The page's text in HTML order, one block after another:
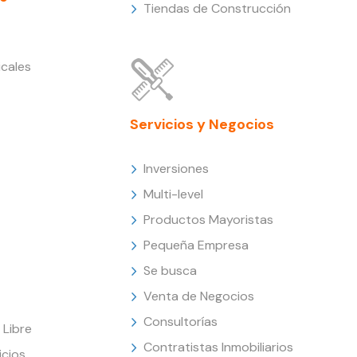
Tiendas de Construcción
Servicios y Negocios
Inversiones
Multi-level
Productos Mayoristas
Pequeña Empresa
Se busca
Venta de Negocios
Consultorías
Contratistas Inmobiliarios